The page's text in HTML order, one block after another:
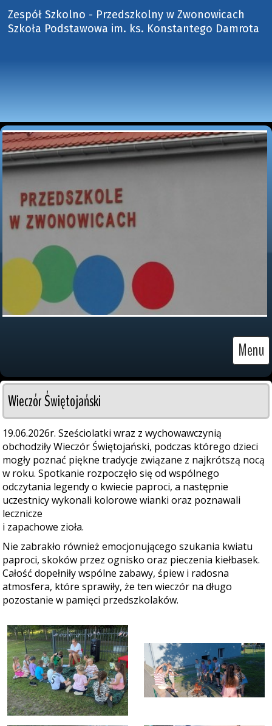
Zespół Szkolno - Przedszkolny w Zwonowicach
Szkoła Podstawowa im. ks. Konstantego Damrota
Menu
Wieczór Świętojański
19.06.2026r. Sześciolatki wraz z wychowawczynią
obchodziły Wieczór Świętojański, podczas którego dzieci
mogły poznać piękne tradycje związane z najkrótszą nocą
w roku. Spotkanie rozpoczęło się od wspólnego
odczytania legendy o kwiecie paproci, a następnie
uczestnicy wykonali kolorowe wianki oraz poznawali
lecznicze
i zapachowe zioła.
Nie zabrakło również emocjonującego szukania kwiatu
paproci, skoków przez ognisko oraz pieczenia kiełbasek.
Całość dopełniły wspólne zabawy, śpiew i radosna
atmosfera, które sprawiły, że ten wieczór na długo
pozostanie w pamięci przedszkolaków.